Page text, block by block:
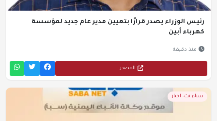
رئيس الوزراء يصدر قرارًا بتعيين مدير عام جديد لمؤسسة
كهرباء أبين
منذ دقيقة
المصدر
سباء نت- اخبار